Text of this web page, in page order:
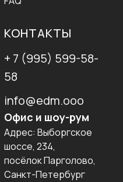
КОНТАКТЫ
+ 7 (995) 599-58-
58
info@edm.ooo
Офис и шоу-рум
Адрес: Выборгское
шоссе, 234,
посёлок Парголово,
Санкт-Петербург